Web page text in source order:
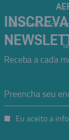
Aeromovel vence a
Receba a cada
Eu aceito a